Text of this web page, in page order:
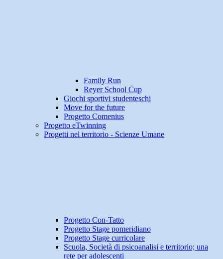
Family Run
Reyer School Cup
Giochi sportivi studenteschi
Move for the future
Progetto Comenius
Progetto eTwinning
Progetti nel territorio - Scienze Umane
Progetto Con-Tatto
Progetto Stage pomeridiano
Progetto Stage curricolare
Scuola, Società di psicoanalisi e territorio; una
rete per adolescenti